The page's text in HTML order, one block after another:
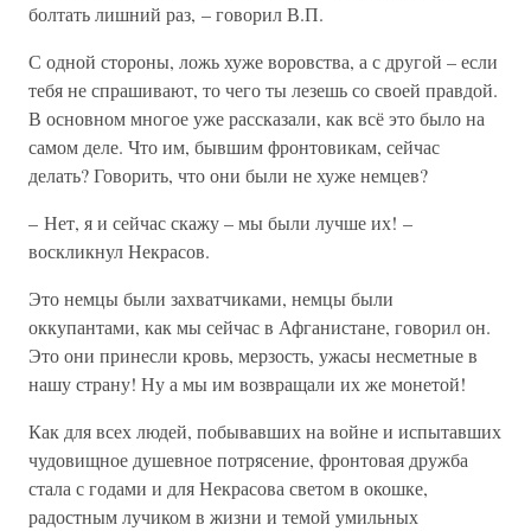
болтать лишний раз, – говорил В.П.
С одной стороны, ложь хуже воровства, а с другой – если
тебя не спрашивают, то чего ты лезешь со своей правдой.
В основном многое уже рассказали, как всё это было на
самом деле. Что им, бывшим фронтовикам, сейчас
делать? Говорить, что они были не хуже немцев?
– Нет, я и сейчас скажу – мы были лучше их! –
воскликнул Некрасов.
Это немцы были захватчиками, немцы были
оккупантами, как мы сейчас в Афганистане, говорил он.
Это они принесли кровь, мерзость, ужасы несметные в
нашу страну! Ну а мы им возвращали их же монетой!
Как для всех людей, побывавших на войне и испытавших
чудовищное душевное потрясение, фронтовая дружба
стала с годами и для Некрасова светом в окошке,
радостным лучиком в жизни и темой умильных